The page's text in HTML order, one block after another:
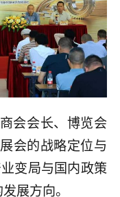
会会长、博览会
会的战略定位与
变局与国内政策
展方向。